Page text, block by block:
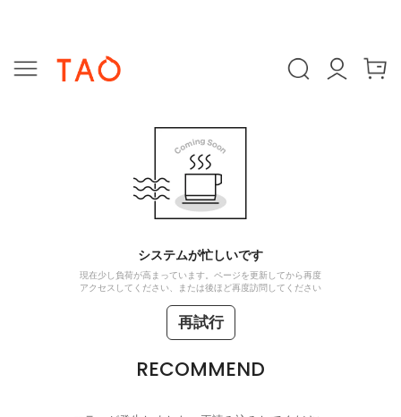
システムが忙しいです
現在少し負荷が高まっています。ページを更新してから再度
アクセスしてください、または後ほど再度訪問してください
再試行
RECOMMEND